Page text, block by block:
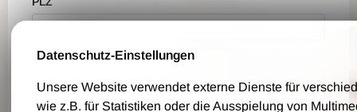
Ort
Datenschutz-Einstellungen
Unsere Website verwendet externe Dienste für
wie z.B. für Statistiken oder die Ausspielung von